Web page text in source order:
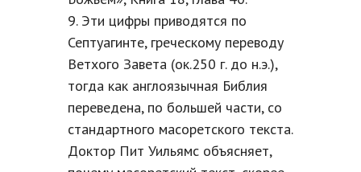
9. Эти цифры приводятся по
Септуагинте, греческому переводу
Ветхого Завета (ок.250 г. до н.э.),
тогда как англоязычная Библия
переведена, по большей части, со
стандартного масоретского текста.
Доктор Пит Уильямс объясняет,